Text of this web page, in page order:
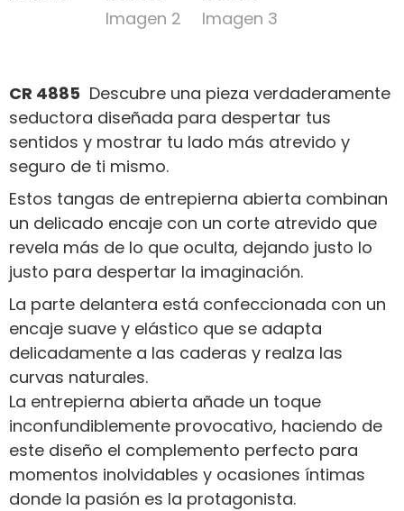
CR 4885 Descubre una pieza verdaderamente
seductora diseñada para despertar tus
sentidos y mostrar tu lado más atrevido y
seguro de ti mismo.
Estos tangas de entrepierna abierta combinan
un delicado encaje con un corte atrevido que
revela más de lo que oculta, dejando justo lo
justo para despertar la imaginación.
La parte delantera está confeccionada con un
encaje suave y elástico que se adapta
delicadamente a las caderas y realza las
curvas naturales.
La entrepierna abierta añade un toque
inconfundiblemente provocativo, haciendo de
este diseño el complemento perfecto para
momentos inolvidables y ocasiones íntimas
donde la pasión es la protagonista.